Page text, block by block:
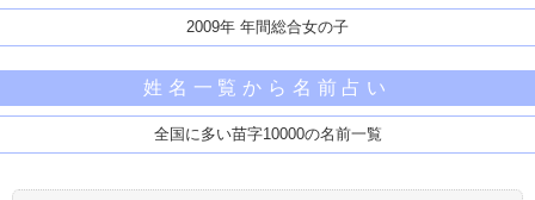
2009年 年間総合女の子
姓名一覧から名前占い
全国に多い苗字10000の名前一覧